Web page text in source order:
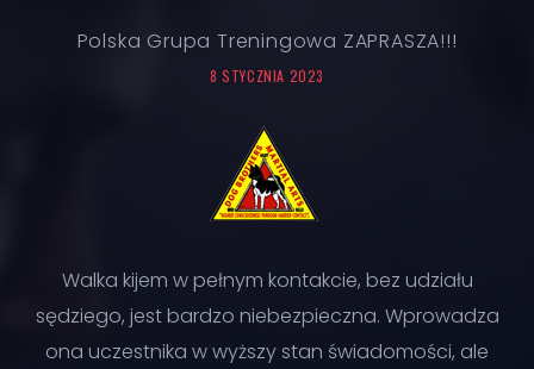
Polska Grupa Treningowa ZAPRASZA!!!
8 STYCZNIA 2023
Walka kijem w pełnym kontakcie, bez udziału
sędziego, jest bardzo niebezpieczna. Wprowadza
ona uczestnika w wyższy stan świadomości, ale